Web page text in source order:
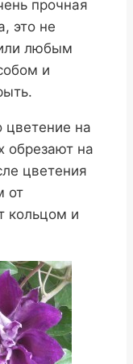
прочная
это не
любым
и
цветение на
обрезают на
цветения
от
кольцом и